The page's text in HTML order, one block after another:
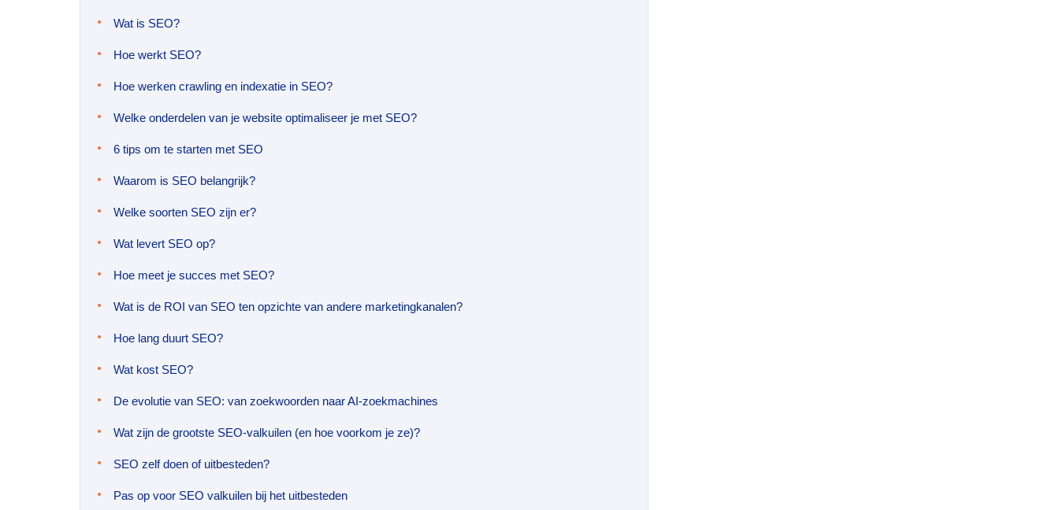
Wat is SEO?
Hoe werkt SEO?
Hoe werken crawling en indexatie in SEO?
Welke onderdelen van je website optimaliseer je met SEO?
6 tips om te starten met SEO
Waarom is SEO belangrijk?
Welke soorten SEO zijn er?
Wat levert SEO op?
Hoe meet je succes met SEO?
Wat is de ROI van SEO ten opzichte van andere marketingkanalen?
Hoe lang duurt SEO?
Wat kost SEO?
De evolutie van SEO: van zoekwoorden naar AI-zoekmachines
Wat zijn de grootste SEO-valkuilen (en hoe voorkom je ze)?
SEO zelf doen of uitbesteden?
Pas op voor SEO valkuilen bij het uitbesteden